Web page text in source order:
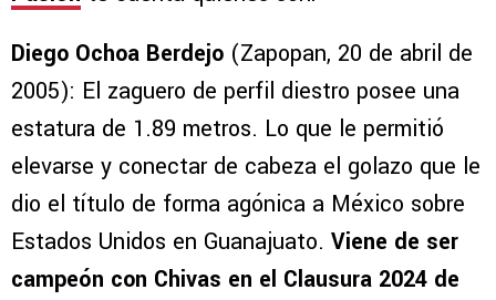
Diego Ochoa Berdejo (Zapopan, 20 de abril de
2005): El zaguero de perfil diestro posee una
estatura de 1.89 metros. Lo que le permitió
elevarse y conectar de cabeza el golazo que le
dio el título de forma agónica a México sobre
Estados Unidos en Guanajuato. Viene de ser
campeón con Chivas en el Clausura 2024 de